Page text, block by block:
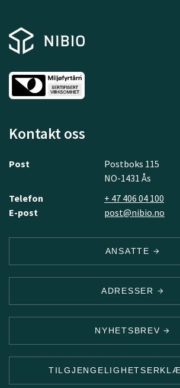
Kontakt oss
Post
Postboks 115
NO-1431 Ås
Telefon
+ 47 406 04 100
E-post
post@nibio.no
ANSATTE
ADRESSER
NYHETSBREV